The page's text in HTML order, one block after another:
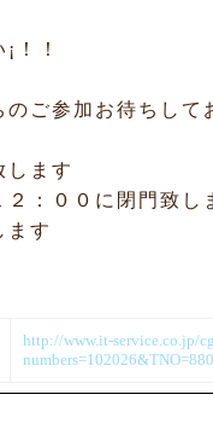
！！
ご参加お待ちして
します
２：００に閉門致し
ます
http://www.it-service.co.jp/